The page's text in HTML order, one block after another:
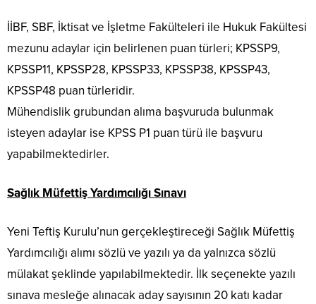
İİBF, SBF, İktisat ve İşletme Fakülteleri ile Hukuk Fakültesi
mezunu adaylar için belirlenen puan türleri; KPSSP9,
KPSSP11, KPSSP28, KPSSP33, KPSSP38, KPSSP43,
KPSSP48 puan türleridir.
Mühendislik grubundan alıma başvuruda bulunmak
isteyen adaylar ise KPSS P1 puan türü ile başvuru
yapabilmektedirler.
Sağlık Müfettiş Yardımcılığı Sınavı
Yeni Teftiş Kurulu’nun gerçekleştireceği Sağlık Müfettiş
Yardımcılığı alımı sözlü ve yazılı ya da yalnızca sözlü
mülakat şeklinde yapılabilmektedir. İlk seçenekte yazılı
sınava mesleğe alınacak aday sayısının 20 katı kadar